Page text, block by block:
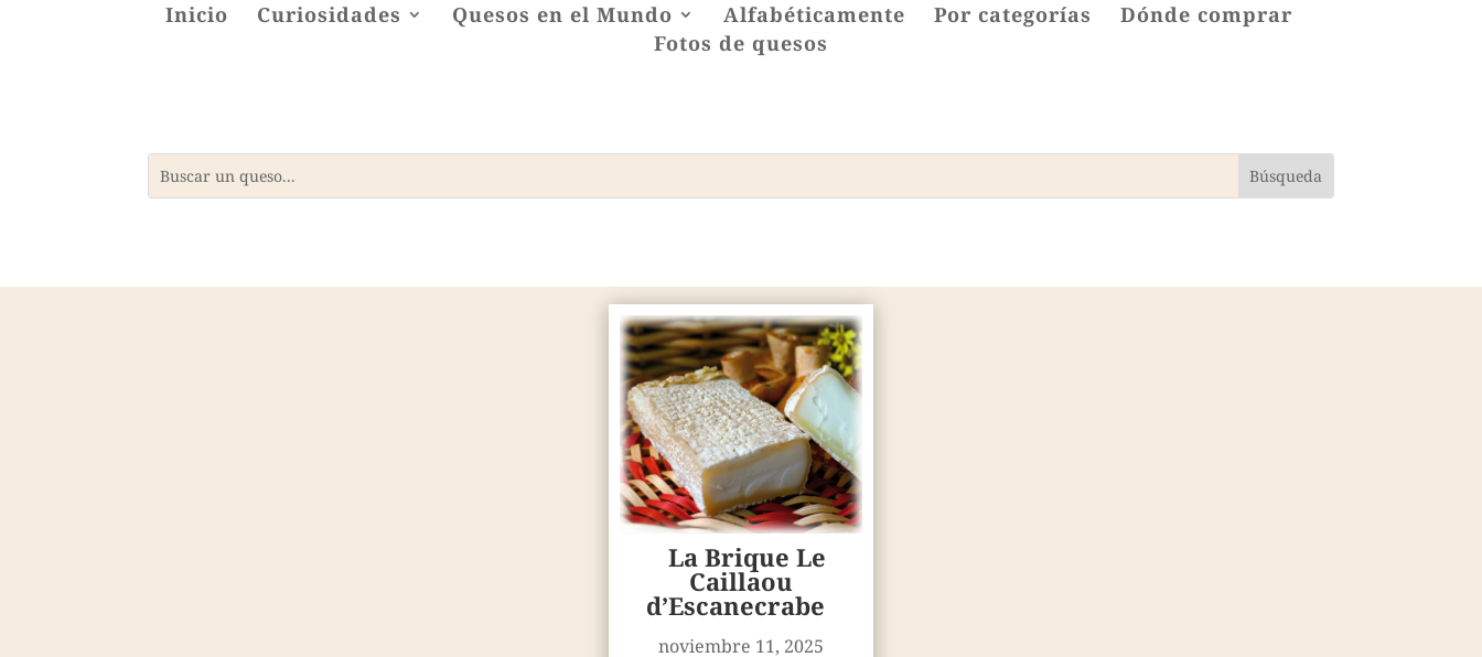
Inicio Curiosidades Quesos en el Mundo Alfabéticamente Por categorías
Dónde comprar
Fotos de quesos
La Brique Le
Caillaou
d’Escanecrabe
noviembre 11, 2025